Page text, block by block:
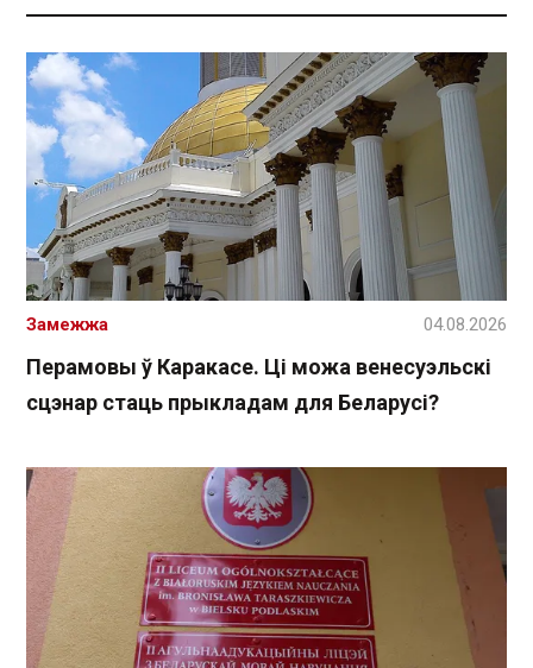
Перамовы ў Каракасе. Ці можа венесуэльскі
сцэнар стаць прыкладам для Беларусі?
Замежжа 04.08.2026